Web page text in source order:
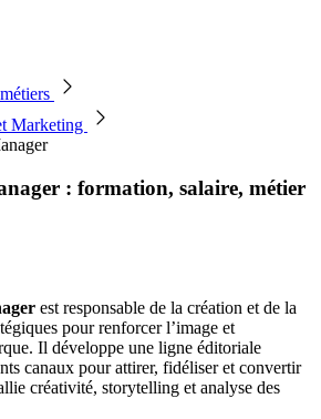
Marketing
: formation, salaire, métier
est responsable de la création et de la
pour renforcer l’image et
Il développe une ligne éditoriale
canaux pour attirer, fidéliser et convertir
créativité, storytelling et analyse des